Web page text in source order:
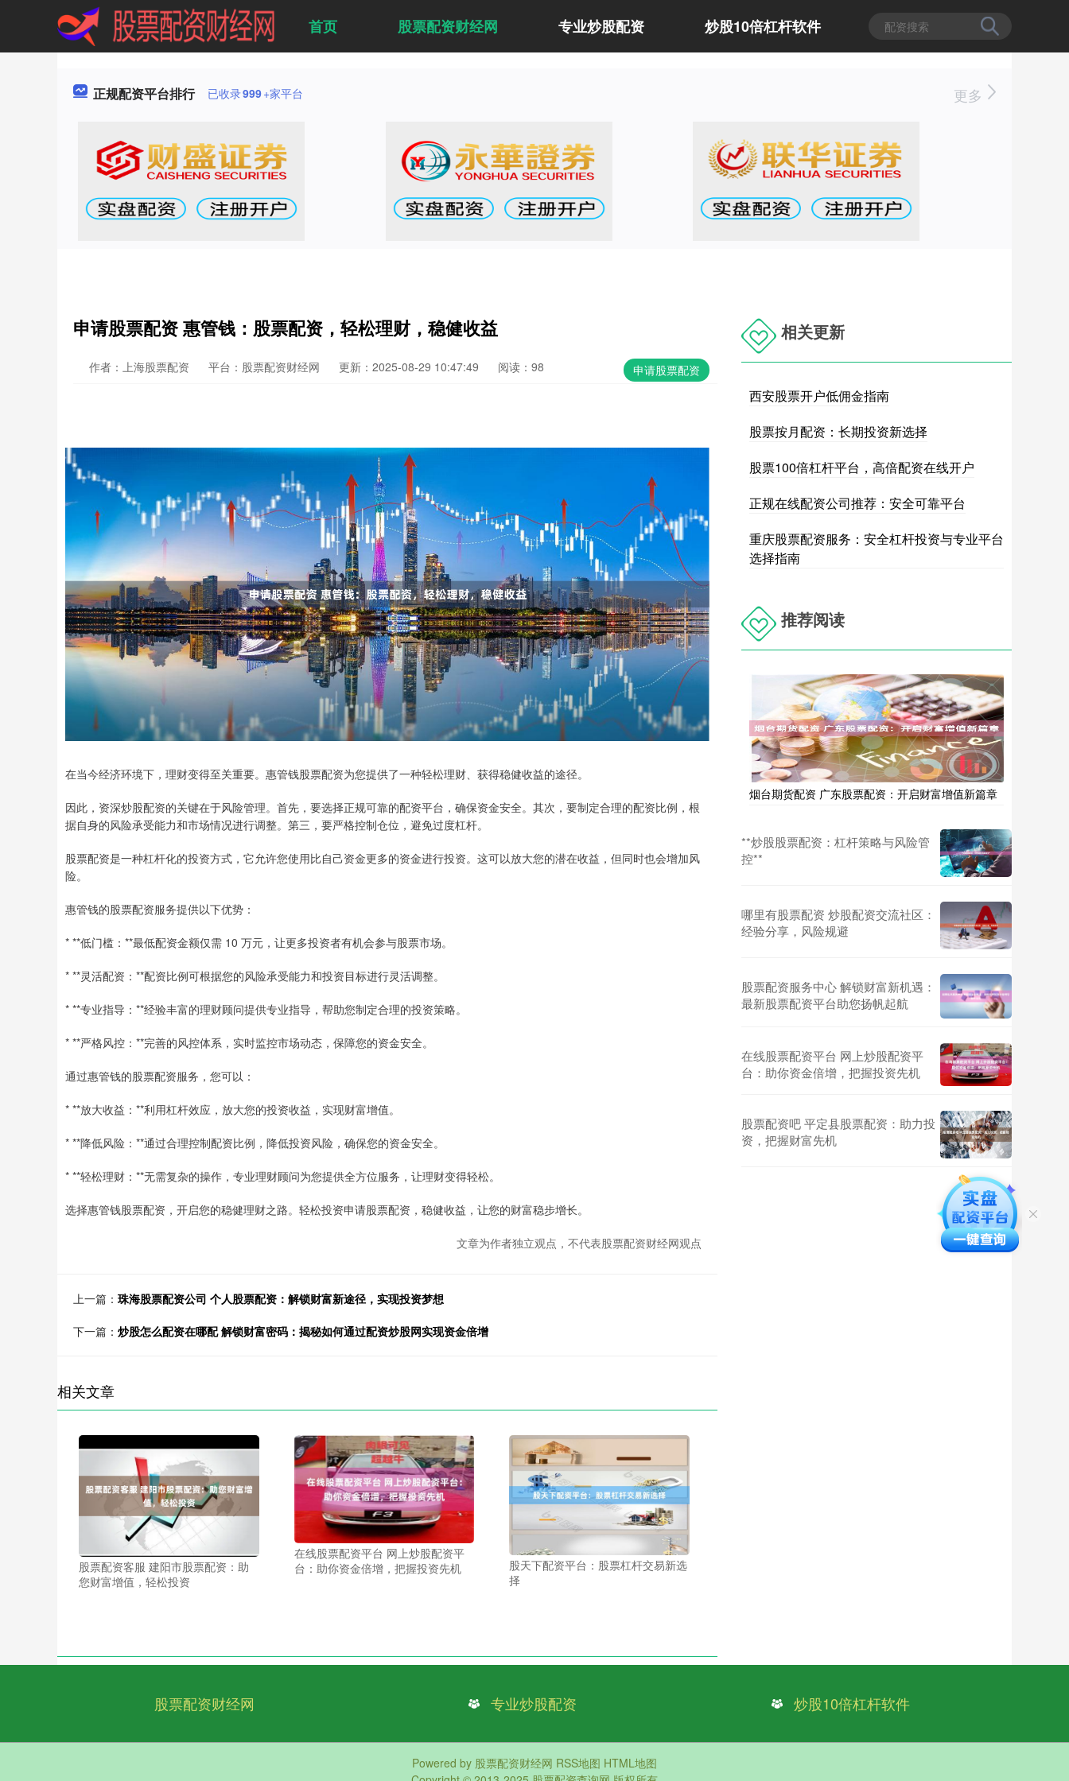
首页 股票配资财经网 专业炒股配资 炒股10倍杠杆软件
正规配资平台排行 已收录999+家平台 更多
申请股票配资 惠管钱：股票配资，轻松理财，稳健收益
申请股票配资
作者：上海股票配资 平台：股票配资财经网 更新：2025-08-29 10:47:49 阅读：98
在当今经济环境下，理财变得至关重要。惠管钱股票配资为您提供了一种轻松理财、获得稳健收益的途径。
因此，资深炒股配资的关键在于风险管理。首先，要选择正规可靠的配资平台，确保资金安全。其次，要制定合理的配资比例，根
据自身的风险承受能力和市场情况进行调整。第三，要严格控制仓位，避免过度杠杆。
股票配资是一种杠杆化的投资方式，它允许您使用比自己资金更多的资金进行投资。这可以放大您的潜在收益，但同时也会增加风
险。
惠管钱的股票配资服务提供以下优势：
* **低门槛：**最低配资金额仅需 10 万元，让更多投资者有机会参与股票市场。
* **灵活配资：**配资比例可根据您的风险承受能力和投资目标进行灵活调整。
* **专业指导：**经验丰富的理财顾问提供专业指导，帮助您制定合理的投资策略。
* **严格风控：**完善的风控体系，实时监控市场动态，保障您的资金安全。
通过惠管钱的股票配资服务，您可以：
* **放大收益：**利用杠杆效应，放大您的投资收益，实现财富增值。
* **降低风险：**通过合理控制配资比例，降低投资风险，确保您的资金安全。
* **轻松理财：**无需复杂的操作，专业理财顾问为您提供全方位服务，让理财变得轻松。
选择惠管钱股票配资，开启您的稳健理财之路。轻松投资申请股票配资，稳健收益，让您的财富稳步增长。
文章为作者独立观点，不代表股票配资财经网观点
上一篇： 珠海股票配资公司 个人股票配资：解锁财富新途径，实现投资梦想
下一篇： 炒股怎么配资在哪配 解锁财富密码：揭秘如何通过配资炒股网实现资金倍增
相关文章
股票配资客服 建阳市股票配资：助
您财富增值，轻松投资
在线股票配资平台 网上炒股配资平
台：助你资金倍增，把握投资先机
股天下配资平台：股票杠杆交易新选
择
相关更新
西安股票开户低佣金指南
股票按月配资：长期投资新选择
股票100倍杠杆平台，高倍配资在线开户
正规在线配资公司推荐：安全可靠平台
重庆股票配资服务：安全杠杆投资与专业平台
选择指南
推荐阅读
烟台期货配资 广东股票配资：开启财富增值新篇章
**炒股股票配资：杠杆策略与风险管
控**
哪里有股票配资 炒股配资交流社区：
经验分享，风险规避
股票配资服务中心 解锁财富新机遇：
最新股票配资平台助您扬帆起航
在线股票配资平台 网上炒股配资平
台：助你资金倍增，把握投资先机
股票配资吧 平定县股票配资：助力投
资，把握财富先机
股票配资财经网 专业炒股配资 炒股10倍杠杆软件
Powered by 股票配资财经网 RSS地图 HTML地图